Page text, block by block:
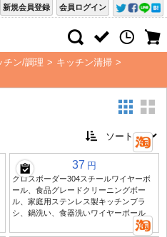
会員ログイン
新規会員登録
チン/調理 > キッチン清掃 >
37 円
クロスボーダー304スチールワイヤーボ
ール、食品グレードクリーニングボー
ル、家庭用ステンレス製キッチンブラ
シ、鍋洗い、食器洗いワイヤーボール